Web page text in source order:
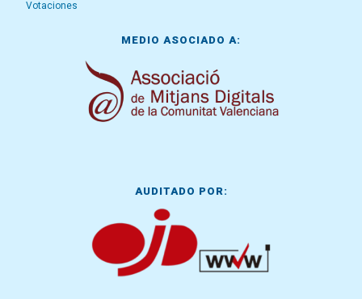
Votaciones
MEDIO ASOCIADO A:
AUDITADO POR: